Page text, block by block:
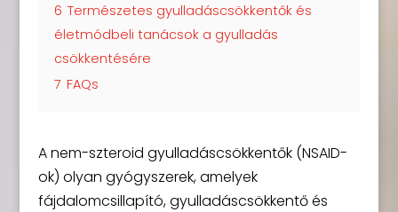
6 Természetes gyulladáscsökkentők és
életmódbeli tanácsok a gyulladás
csökkentésére
7 FAQs
A nem-szteroid gyulladáscsökkentők (NSAID-
ok) olyan gyógyszerek, amelyek
fájdalomcsillapító, gyulladáscsökkentő és